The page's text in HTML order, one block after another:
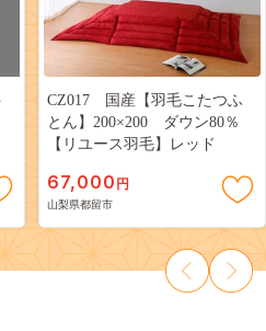
CZ017 国産【羽毛こたつふ
とん】200×200 ダウン80％
【リユース羽毛】レッド
67,000 円
山梨県都留市